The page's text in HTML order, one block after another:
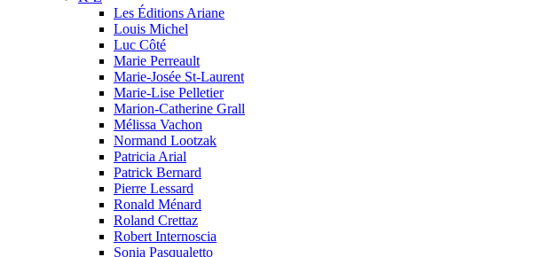
Les Éditions Ariane
Louis Michel
Luc Côté
Marie Perreault
Marie-Josée St-Laurent
Marie-Lise Pelletier
Marion-Catherine Grall
Mélissa Vachon
Normand Lootzak
Patricia Arial
Patrick Bernard
Pierre Lessard
Ronald Ménard
Roland Crettaz
Robert Internoscia
Sonia Pasqualetto